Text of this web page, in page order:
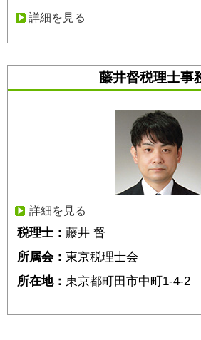
詳細を見る
藤井督税理士事
詳細を見る
税理士： 藤井 督
所属会： 東京税理士会
所在地： 東京都町田市中町1-4-2